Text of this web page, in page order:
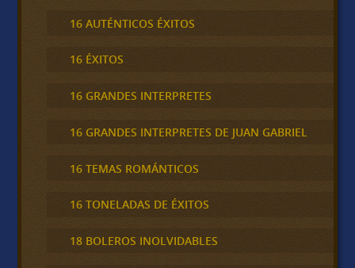
16 AUTÉNTICOS ÉXITOS
16 ÉXITOS
16 GRANDES INTERPRETES
16 GRANDES INTERPRETES DE JUAN GABRIEL
16 TEMAS ROMÁNTICOS
16 TONELADAS DE ÉXITOS
18 BOLEROS INOLVIDABLES